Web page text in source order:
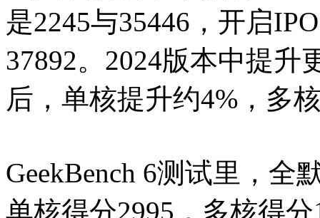
是2245与35446，开启
37892。2024版本中提升
后，单核提升约4%，多
GeekBench 6测试里，全
单核得分2995，多核得